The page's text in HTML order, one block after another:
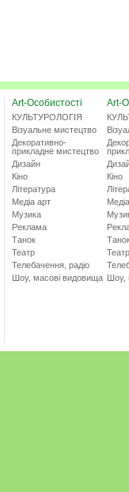
Art-Особистості
КУЛЬТУРОЛОГІЯ
Візуальне мистецтво
Декоративно-
прикладне мистецтво
Дизайн
Кіно
Література
Медіа арт
Музика
Реклама
Танок
Театр
Телебачення, радіо
Шоу, масові видовища
Art-
Кіно
Театр
Шоу,